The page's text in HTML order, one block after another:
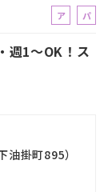
ア
バ
パ
ト
週1～OK！ス
掛町895）